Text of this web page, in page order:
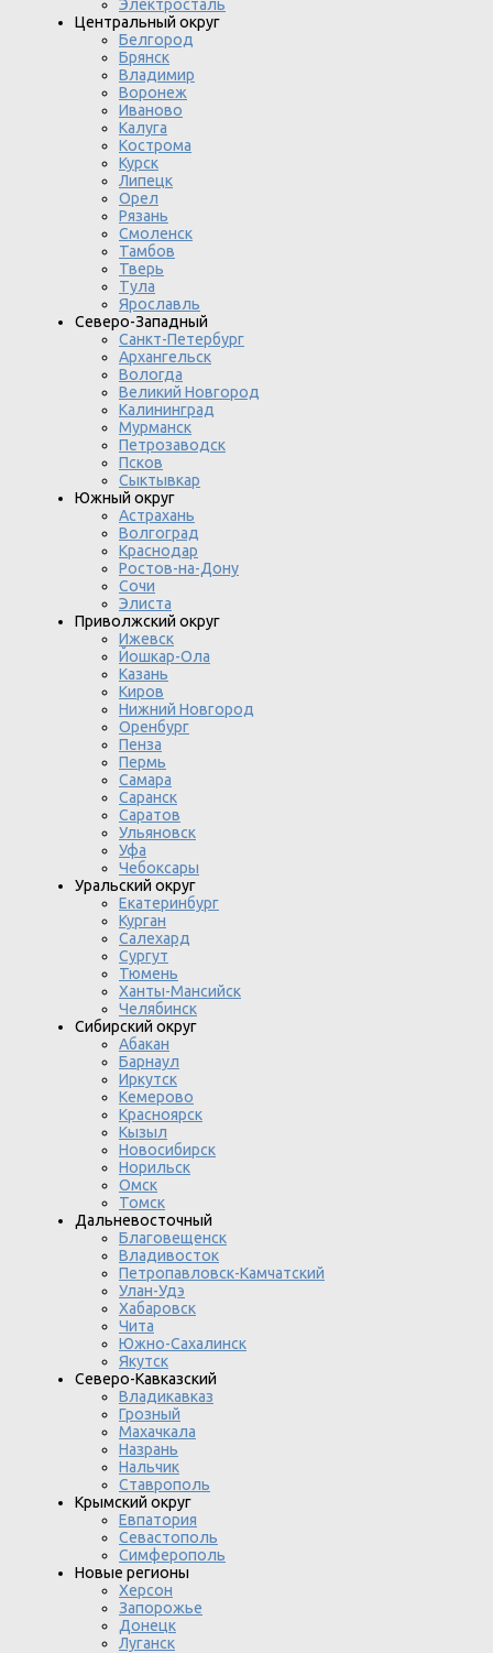
Электросталь
Центральный округ
Белгород
Брянск
Владимир
Воронеж
Иваново
Калуга
Кострома
Курск
Липецк
Орел
Рязань
Смоленск
Тамбов
Тверь
Тула
Ярославль
Северо-Западный
Санкт-Петербург
Архангельск
Вологда
Великий Новгород
Калининград
Мурманск
Петрозаводск
Псков
Сыктывкар
Южный округ
Астрахань
Волгоград
Краснодар
Ростов-на-Дону
Сочи
Элиста
Приволжский округ
Ижевск
Йошкар-Ола
Казань
Киров
Нижний Новгород
Оренбург
Пенза
Пермь
Самара
Саранск
Саратов
Ульяновск
Уфа
Чебоксары
Уральский округ
Екатеринбург
Курган
Салехард
Сургут
Тюмень
Ханты-Мансийск
Челябинск
Сибирский округ
Абакан
Барнаул
Иркутск
Кемерово
Красноярск
Кызыл
Новосибирск
Норильск
Омск
Томск
Дальневосточный
Благовещенск
Владивосток
Петропавловск-Камчатский
Улан-Удэ
Хабаровск
Чита
Южно-Сахалинск
Якутск
Северо-Кавказский
Владикавказ
Грозный
Махачкала
Назрань
Нальчик
Ставрополь
Крымский округ
Евпатория
Севастополь
Симферополь
Новые регионы
Херсон
Запорожье
Донецк
Луганск